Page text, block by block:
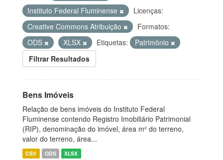
Instituto Federal Fluminense
Licenças:
Creative Commons Atribuição
Formatos:
ODS
XLSX Etiquetas:
Patrimônio
Filtrar Resultados
Bens Imóveis
Relação de bens imóveis do Instituto Federal
Fluminense contendo Registro Imobiliário Patrimonial
(RIP), denominação do imóvel, área m² do terreno,
valor do terreno, área...
CSV ODS XLSX